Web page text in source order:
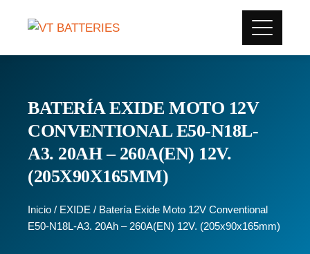
BATERÍA EXIDE MOTO 12V
CONVENTIONAL E50-N18L-
A3. 20AH – 260A(EN) 12V.
(205X90X165MM)
Inicio / EXIDE / Batería Exide Moto 12V Conventional
E50-N18L-A3. 20Ah – 260A(EN) 12V. (205x90x165mm)